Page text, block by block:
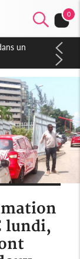
0
lundi,